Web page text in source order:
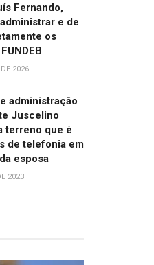
Fernando,
e de
os
2026
administração
Juscelino
terreno que é
de telefonia em
esposa
2023